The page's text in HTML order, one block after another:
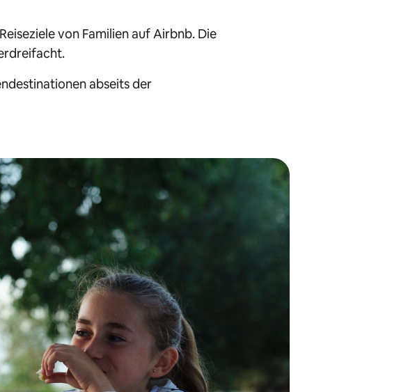
von Familien auf Airbnb. Die
abseits der